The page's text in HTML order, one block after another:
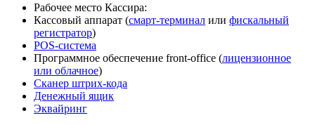
Рабочее место Кассира:
Кассовый аппарат (смарт-терминал или фискальный
регистратор)
POS-система
Программное обеспечение front-office (лицензионное
или облачное)
Сканер штрих-кода
Денежный ящик
Эквайринг